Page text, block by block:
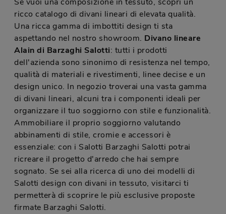
ricco catalogo di divani lineari di elevata qualità.
Una ricca gamma di imbottiti design ti sta
aspettando nel nostro showroom. Divano lineare
Alain di Barzaghi Salotti: tutti i prodotti
dell'azienda sono sinonimo di resistenza nel tempo,
qualità di materiali e rivestimenti, linee decise e un
design unico. In negozio troverai una vasta gamma
di divani lineari, alcuni tra i componenti ideali per
organizzare il tuo soggiorno con stile e funzionalità.
Ammobiliare il proprio soggiorno valutando
abbinamenti di stile, cromie e accessori è
essenziale: con i Salotti Barzaghi Salotti potrai
ricreare il progetto d'arredo che hai sempre
sognato. Se sei alla ricerca di uno dei modelli di
Salotti design con divani in tessuto, visitarci ti
permetterà di scoprire le più esclusive proposte
firmate Barzaghi Salotti.